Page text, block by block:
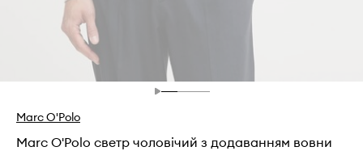
Marc O'Polo
Marc O'Polo светр чоловічий з додаванням вовни